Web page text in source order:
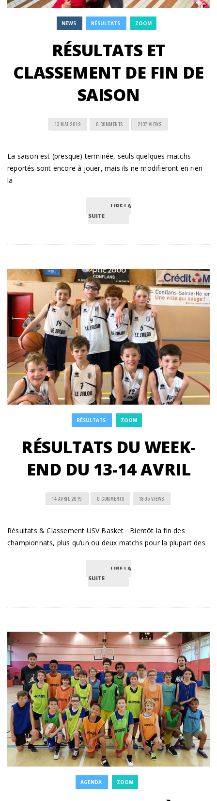
NEWS RÉSULTATS ZOOM
RÉSULTATS ET
CLASSEMENT DE FIN DE
SAISON
13 MAI 2019 0 COMMENTS 2137 VIEWS
La saison est (presque) terminée, seuls quelques matchs
reportés sont encore à jouer, mais ils ne modifieront en rien
la
LIRE LA
SUITE
RÉSULTATS ZOOM
RÉSULTATS DU WEEK-
END DU 13-14 AVRIL
14 AVRIL 2019 0 COMMENTS 1805 VIEWS
Résultats & Classement USV Basket Bientôt la fin des
championnats, plus qu’un ou deux matchs pour la plupart des
LIRE LA
SUITE
AGENDA ZOOM